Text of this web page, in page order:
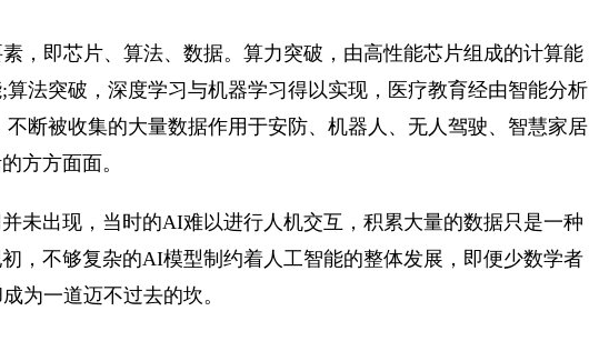
，即芯片、算法、数据。算力突破，由高性能芯片组成的计算能
法突破，深度学习与机器学习得以实现，医疗教育经由智能分析
断被收集的大量数据作用于安防、机器人、无人驾驶、智慧家居
方方面面。
未出现，当时的AI难以进行人机交互，积累大量的数据只是一种
，不够复杂的AI模型制约着人工智能的整体发展，即便少数学者
为一道迈不过去的坎。